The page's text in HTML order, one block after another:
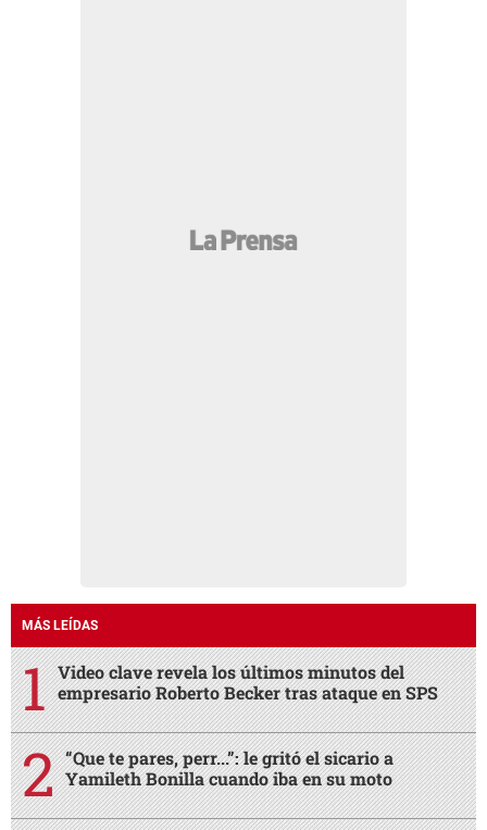
MÁS LEÍDAS
Video clave revela los últimos minutos del
empresario Roberto Becker tras ataque en SPS
“Que te pares, perr...”: le gritó el sicario a
Yamileth Bonilla cuando iba en su moto